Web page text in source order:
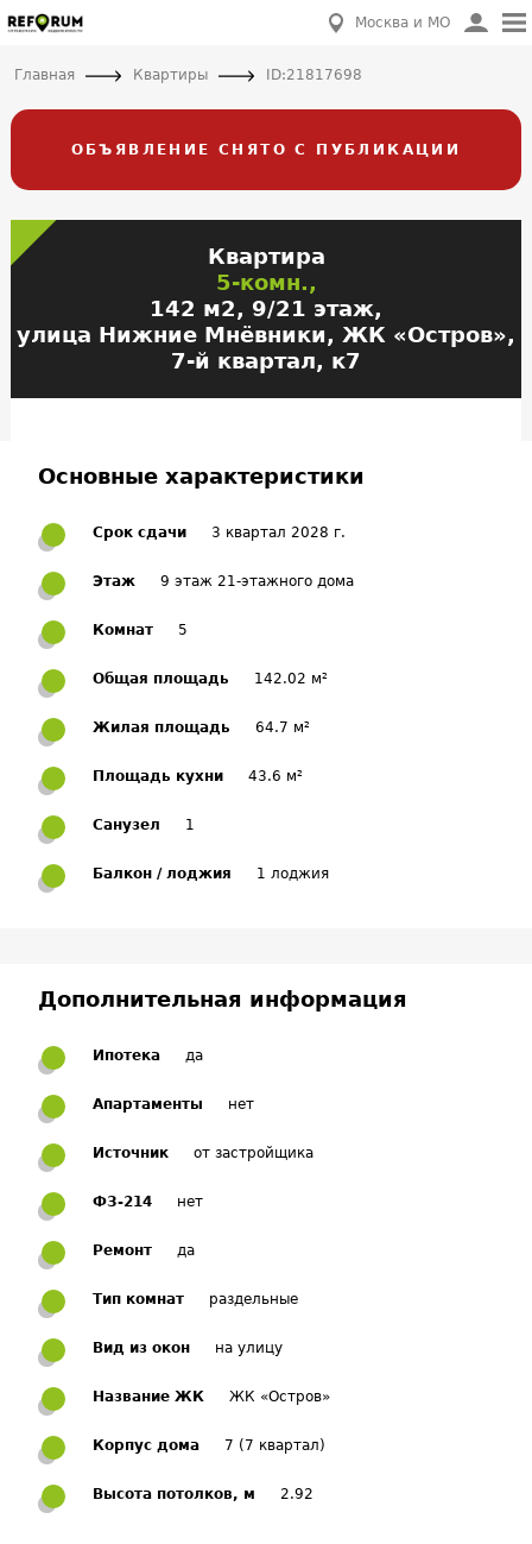
Москва и МО
Главная Квартиры ID:21817698
ОБЪЯВЛЕНИЕ СНЯТО С ПУБЛИКАЦИИ
Квартира
5-комн.,
142 м2, 9/21 этаж,
улица Нижние Мнёвники, ЖК «Остров»,
7-й квартал, к7
Основные характеристики
Срок сдачи 3 квартал 2028 г.
Этаж 9 этаж 21-этажного дома
Комнат 5
Общая площадь 142.02 м²
Жилая площадь 64.7 м²
Площадь кухни 43.6 м²
Санузел 1
Балкон / лоджия 1 лоджия
Дополнительная информация
Ипотека да
Апартаменты нет
Источник от застройщика
ФЗ-214 нет
Ремонт да
Тип комнат раздельные
Вид из окон на улицу
Название ЖК ЖК «Остров»
Корпус дома 7 (7 квартал)
Высота потолков, м 2.92